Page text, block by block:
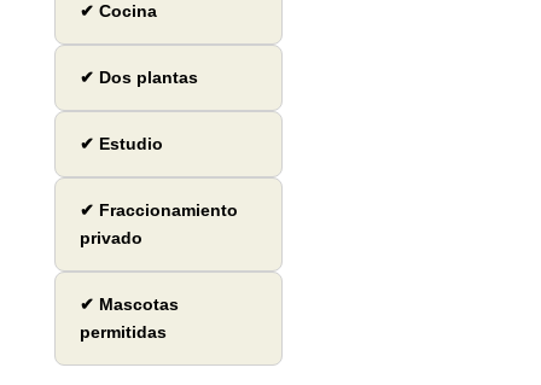
✔ Cocina
✔ Dos plantas
✔ Estudio
✔ Fraccionamiento
privado
✔ Mascotas
permitidas